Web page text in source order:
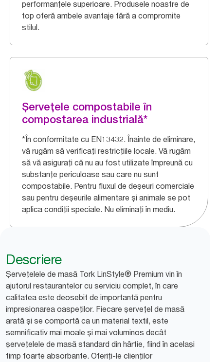
performanțele superioare. Produsele noastre de
top oferă ambele avantaje fără a compromite
stilul.
Șervețele compostabile în
compostarea industrială*
*În conformitate cu EN13432. Înainte de eliminare,
vă rugăm să verificați restricțiile locale. Vă rugăm
să vă asigurați că nu au fost utilizate împreună cu
substanțe periculoase sau care nu sunt
compostabile. Pentru fluxul de deșeuri comerciale
sau pentru deșeurile alimentare și animale se pot
aplica condiții speciale. Nu eliminați în mediu.​
Descriere
Șervețelele de masă Tork LinStyle® Premium vin în
ajutorul restaurantelor cu serviciu complet, în care
calitatea este deosebit de importantă pentru
impresionarea oaspeților. Fiecare șervețel de masă
arată și se comportă ca un material textil, este
semnificativ mai moale și mai voluminos decât
șervețelele de masă standard din hârtie, fiind în același
timp foarte absorbante. Oferiți-le clienților